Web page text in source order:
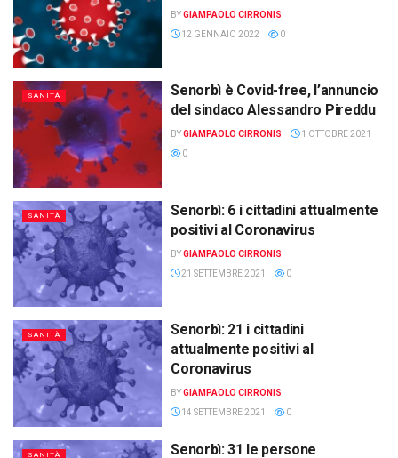
BYGIAMPAOLO CIRRONIS
12 GENNAIO 2022
0
SANITÀ
Senorbì è Covid-free, l’annuncio
del sindaco Alessandro Pireddu
BYGIAMPAOLO CIRRONIS
1 OTTOBRE 2021
0
SANITÀ
Senorbì: 6 i cittadini attualmente
positivi al Coronavirus
BYGIAMPAOLO CIRRONIS
21 SETTEMBRE 2021
0
SANITÀ
Senorbì: 21 i cittadini
attualmente positivi al
Coronavirus
BYGIAMPAOLO CIRRONIS
14 SETTEMBRE 2021
0
SANITÀ
Senorbì: 31 le persone